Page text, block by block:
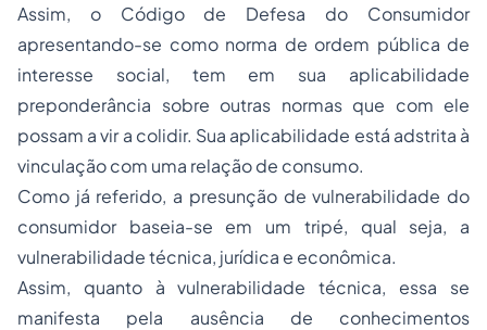
Assim, o Código de Defesa do Consumidor
apresentando-se como norma de ordem pública de
interesse social, tem em sua aplicabilidade
preponderância sobre outras normas que com ele
possam a vir a colidir. Sua aplicabilidade está adstrita à
vinculação com uma relação de consumo.
Como já referido, a presunção de vulnerabilidade do
consumidor baseia-se em um tripé, qual seja, a
vulnerabilidade técnica, jurídica e econômica.
Assim, quanto à vulnerabilidade técnica, essa se
manifesta pela ausência de conhecimentos